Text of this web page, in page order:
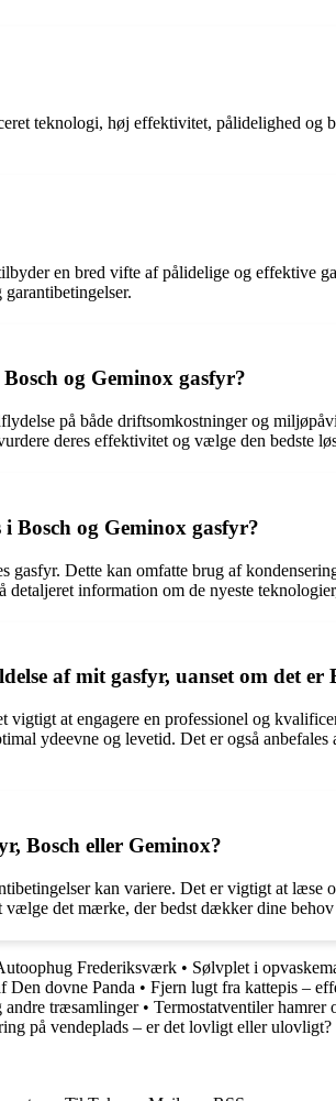
teknologi, høj effektivitet, pålidelighed
en bred vifte af pålidelige og effektive
og Geminox gasfyr?
på både driftsomkostninger og
deres effektivitet og vælge den bedste
Bosch og Geminox gasfyr?
gasfyr. Dette kan omfatte brug af
information om de nyeste
af mit gasfyr, uanset om det er
at engagere en professionel og
ydeevne og levetid. Det er også
Bosch eller Geminox?
kan variere. Det er vigtigt at
det mærke, der bedst dækker dine
Frederiksværk • Sølvplet i
Den dovne Panda • Fjern lugt fra kattepis –
andre træsamlinger• Termostatventiler hamrer
på vendeplads – er det lovligt eller ulovligt?